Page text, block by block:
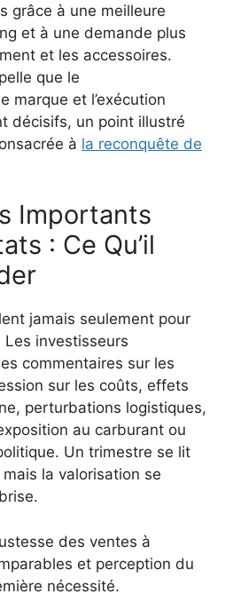
grâce à une meilleure
et à une demande plus
et les accessoires.
que le
marque et l’exécution
décisifs, un point illustré
à la reconquête de
Importants
: Ce Qu’il
jamais seulement pour
investisseurs
commentaires sur les
sur les coûts, effets
perturbations logistiques,
au carburant ou
Un trimestre se lit
la valorisation se
des ventes à
et perception du
nécessité.